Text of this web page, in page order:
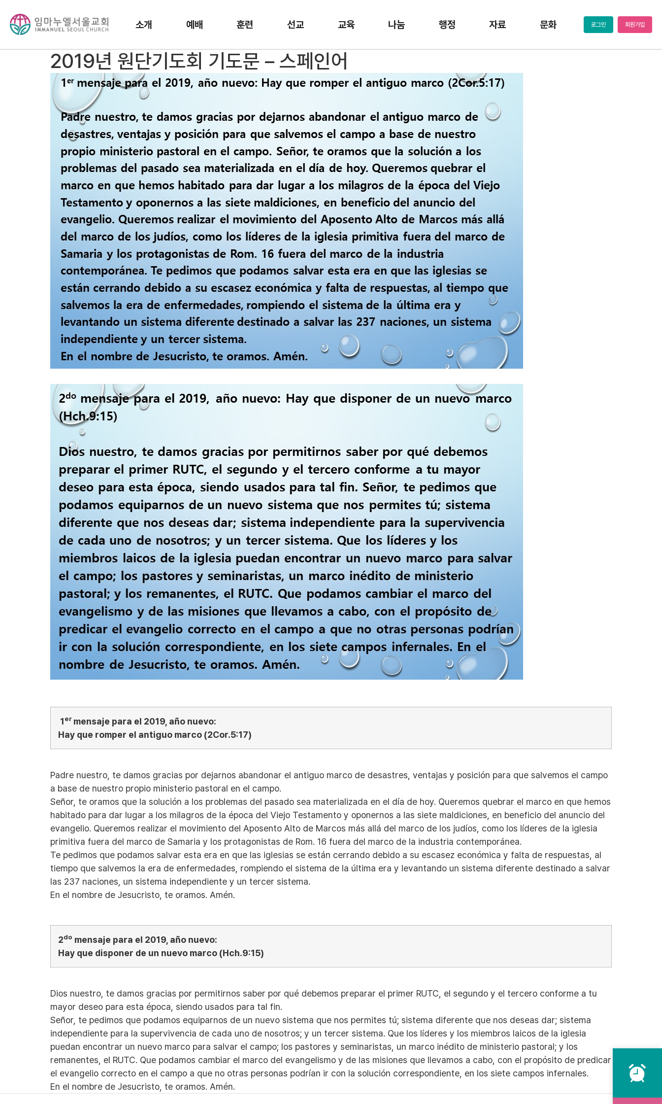
소개 예배 훈련 선교 교육 나눔 행정 자료 문화 로그인 회원가입
2019년 원단기도회 기도문 – 스페인어
1er mensaje para el 2019, año nuevo:
Hay que romper el antiguo marco (2Cor.5:17)
Padre nuestro, te damos gracias por dejarnos abandonar el antiguo marco de desastres, ventajas y posición para que salvemos el campo
a base de nuestro propio ministerio pastoral en el campo.
Señor, te oramos que la solución a los problemas del pasado sea materializada en el día de hoy. Queremos quebrar el marco en que hemos
habitado para dar lugar a los milagros de la época del Viejo Testamento y oponernos a las siete maldiciones, en beneficio del anuncio del
evangelio. Queremos realizar el movimiento del Aposento Alto de Marcos más allá del marco de los judíos, como los líderes de la iglesia
primitiva fuera del marco de Samaria y los protagonistas de Rom. 16 fuera del marco de la industria contemporánea.
Te pedimos que podamos salvar esta era en que las iglesias se están cerrando debido a su escasez económica y falta de respuestas, al
tiempo que salvemos la era de enfermedades, rompiendo el sistema de la última era y levantando un sistema diferente destinado a salvar
las 237 naciones, un sistema independiente y un tercer sistema.
En el nombre de Jesucristo, te oramos. Amén.
2do mensaje para el 2019, año nuevo:
Hay que disponer de un nuevo marco (Hch.9:15)
Dios nuestro, te damos gracias por permitirnos saber por qué debemos preparar el primer RUTC, el segundo y el tercero conforme a tu
mayor deseo para esta época, siendo usados para tal fin.
Señor, te pedimos que podamos equiparnos de un nuevo sistema que nos permites tú; sistema diferente que nos deseas dar; sistema
independiente para la supervivencia de cada uno de nosotros; y un tercer sistema. Que los líderes y los miembros laicos de la iglesia
puedan encontrar un nuevo marco para salvar el campo; los pastores y seminaristas, un marco inédito de ministerio pastoral; y los
remanentes, el RUTC. Que podamos cambiar el marco del evangelismo y de las misiones que llevamos a cabo, con el propósito de predicar
el evangelio correcto en el campo a que no otras personas podrían ir con la solución correspondiente, en los siete campos infernales.
En el nombre de Jesucristo, te oramos. Amén.